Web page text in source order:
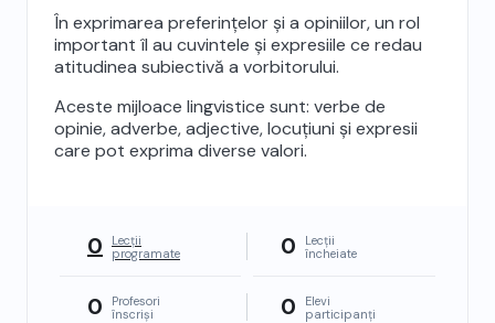
În exprimarea preferințelor și a opiniilor, un rol
important îl au cuvintele și expresiile ce redau
atitudinea subiectivă a vorbitorului.
Aceste mijloace lingvistice sunt: verbe de
opinie, adverbe, adjective, locuțiuni și expresii
care pot exprima diverse valori.
0
Lecții
programate
0
Lecții
încheiate
0
Profesori
înscriși
0
Elevi
participanți